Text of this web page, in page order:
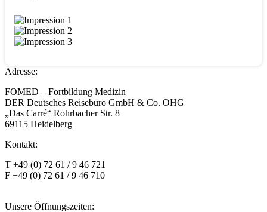
Adresse:
FOMED – Fortbildung Medizin
DER Deutsches Reisebüro GmbH & Co. OHG
„Das Carré“ Rohrbacher Str. 8
69115 Heidelberg
Kontakt:
T +49 (0) 72 61 / 9 46 721
F +49 (0) 72 61 / 9 46 710
Unsere Öffnungszeiten: